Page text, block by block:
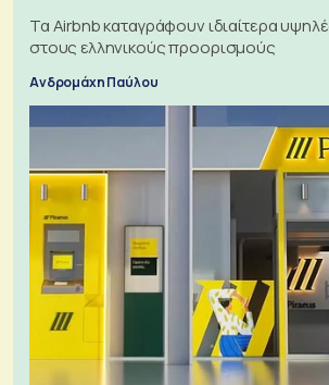
Τα Airbnb καταγράφουν ιδιαίτερα
στους ελληνικούς προορισμούς
Ανδρομάχη Παύλου